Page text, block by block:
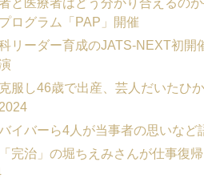
と医療者はどう分かり合えるの
ログラム「PAP」開催
リーダー育成のJATS-NEXT初
服し46歳で出産、芸人だいたひ
イバーら4人が当事者の思いな
完治」の堀ちえみさんが仕事復